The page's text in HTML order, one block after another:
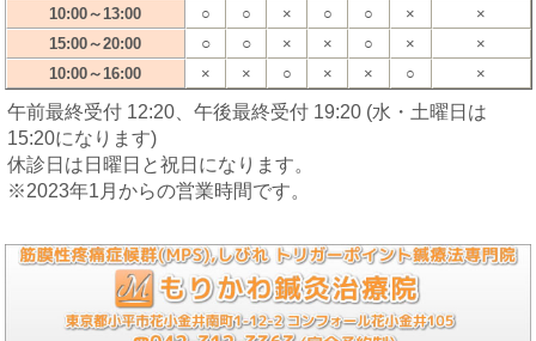
10:00～13:00
○ ○ × ○ ○ ×
×
15:00～20:00
○ ○ × × ○ ×
×
10:00～16:00
× × ○ × × ○ ×
午前最終受付 12:20、午後最終受付 19:20 (水・土曜日は
15:20になります)
休診日は日曜日と祝日になります。
※2023年1月からの営業時間です。